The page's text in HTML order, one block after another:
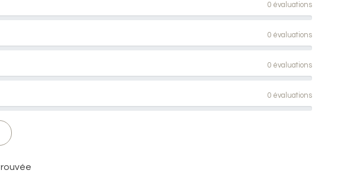
0 évaluations
0 évaluations
0 évaluations
0 évaluations